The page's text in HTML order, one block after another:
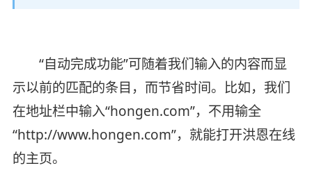
“自动完成功能”可随着我们输入的内容而显
示以前的匹配的条目，而节省时间。比如，我们
在地址栏中输入“hongen.com”，不用输全
“http://www.hongen.com”，就能打开洪恩在线
的主页。